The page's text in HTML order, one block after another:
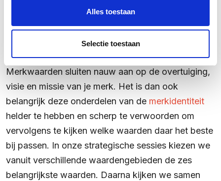
Alles toestaan
Selectie toestaan
Hoe kom je tot
heldere, eigen
merkwaarden?
Merkwaarden sluiten nauw aan op de overtuiging,
visie en missie van je merk. Het is dan ook
belangrijk deze onderdelen van de merkidentiteit
helder te hebben en scherp te verwoorden om
vervolgens te kijken welke waarden daar het beste
bij passen. In onze strategische sessies kiezen we
vanuit verschillende waardengebieden de zes
belangrijkste waarden. Daarna kijken we samen